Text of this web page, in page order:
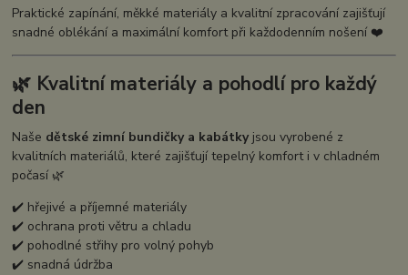
Praktické zapínání, měkké materiály a kvalitní zpracování zajišťují
snadné oblékání a maximální komfort při každodenním nošení ❤️
🌿 Kvalitní materiály a pohodlí pro každý
den
Naše dětské zimní bundičky a kabátkyjsou vyrobené z
kvalitních materiálů, které zajišťují tepelný komfort i v chladném
počasí 🌿
✔️ hřejivé a příjemné materiály
✔️ ochrana proti větru a chladu
✔️ pohodlné střihy pro volný pohyb
✔️ snadná údržba